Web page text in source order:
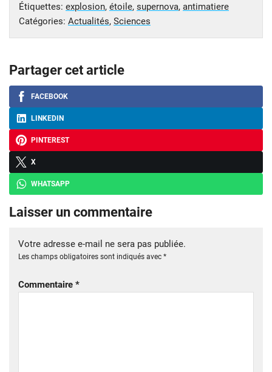
Étiquettes: explosion, étoile, supernova, antimatiere
Catégories: Actualités, Sciences
Partager cet article
FACEBOOK
LINKEDIN
PINTEREST
X
WHATSAPP
Laisser un commentaire
Votre adresse e-mail ne sera pas publiée.
Les champs obligatoires sont indiqués avec *
Commentaire *